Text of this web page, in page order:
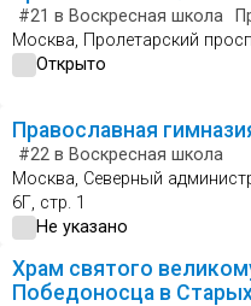
#21 в Воскресная школа
Москва, Пролетарский
Открыто
Православная
#22 в Воскресная школа
Москва, Северный
6Г, стр. 1
Не указано
Храм святого
Победоносца в